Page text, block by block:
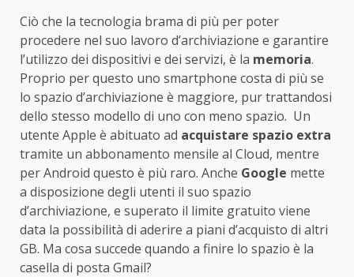
Ciò che la tecnologia brama di più per poter
procedere nel suo lavoro d’archiviazione e garantire
l’utilizzo dei dispositivi e dei servizi, è la memoria.
Proprio per questo uno smartphone costa di più se
lo spazio d’archiviazione è maggiore, pur trattandosi
dello stesso modello di uno con meno spazio. Un
utente Apple è abituato ad acquistare spazio extra
tramite un abbonamento mensile al Cloud, mentre
per Android questo è più raro. Anche Google mette
a disposizione degli utenti il suo spazio
d’archiviazione, e superato il limite gratuito viene
data la possibilità di aderire a piani d’acquisto di altri
GB. Ma cosa succede quando a finire lo spazio è la
casella di posta Gmail?